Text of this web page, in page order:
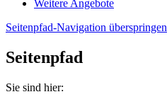
Weitere Angebote
Seitenpfad-Navigation überspringen
Seitenpfad
Sie sind hier: